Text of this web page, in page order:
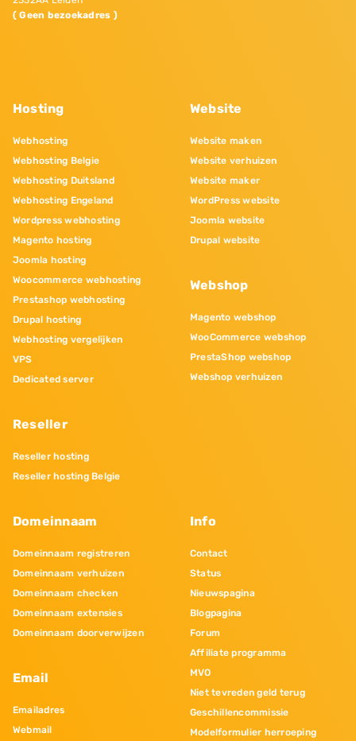
( Geen bezoekadres )
Hosting
Webhosting
Webhosting Belgie
Webhosting Duitsland
Webhosting Engeland
Wordpress webhosting
Magento hosting
Joomla hosting
Woocommerce webhosting
Prestashop webhosting
Drupal hosting
Webhosting vergelijken
VPS
Dedicated server
Reseller
Reseller hosting
Reseller hosting Belgie
Website
Website maken
Website verhuizen
Website maker
WordPress website
Joomla website
Drupal website
Webshop
Magento webshop
WooCommerce webshop
PrestaShop webshop
Webshop verhuizen
Domeinnaam
Domeinnaam registreren
Domeinnaam verhuizen
Domeinnaam checken
Domeinnaam extensies
Domeinnaam doorverwijzen
Email
Emailadres
Webmail
Info
Contact
Status
Nieuwspagina
Blogpagina
Forum
Affiliate programma
MVO
Niet tevreden geld terug
Geschillencommissie
Modelformulier herroeping